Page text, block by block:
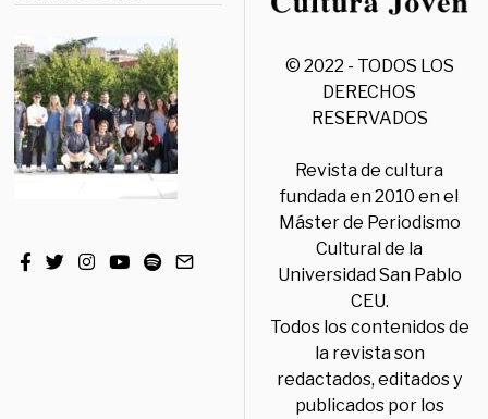
© 2022 - TODOS LOS
DERECHOS
RESERVADOS
Revista de cultura
fundada en 2010 en el
Máster de Periodismo
Cultural de la
Universidad San Pablo
CEU.
Todos los contenidos de
la revista son
redactados, editados y
publicados por los